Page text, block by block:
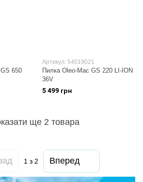
650
Артикул: 54019021
Пилка Oleo-Mac GS 220 LI-ION
36V
5 499 грн
ще 2 товара
1 з 2 Вперед